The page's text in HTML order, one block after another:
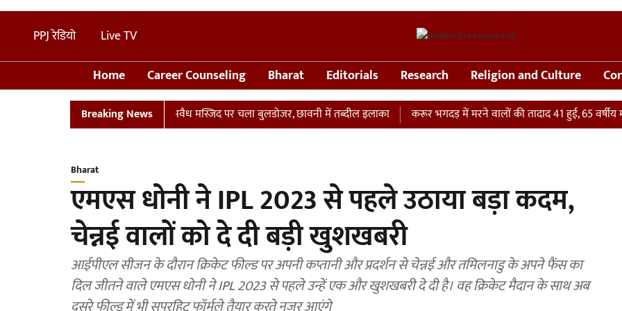
PPJ रेडियो Live TV
Home Career Counseling Bharat Editorials Research Religion and Culture
Breaking News
UP: संभल में तालाब पर बनी अवैध मस्जिद पर चला बुलडोजर, छावनी में तब्दील इलाका करूर भगदड़ में मरने वालों की तादाद 41 हुई, 65 वर्षीय
Bharat
एमएस धोनी ने IPL 2023 से पहले उठाया बड़ा कदम,
चेन्नई वालों को दे दी बड़ी खुशखबरी
आईपीएल सीजन के दौरान क्रिकेट फील्ड पर अपनी कप्तानी और प्रदर्शन से चेन्नई और तमिलनाडु के अपने फैंस का
दिल जीतने वाले एमएस धोनी ने IPL 2023 से पहले उन्हें एक और खुशखबरी दे दी है। वह क्रिकेट मैदान के साथ अब